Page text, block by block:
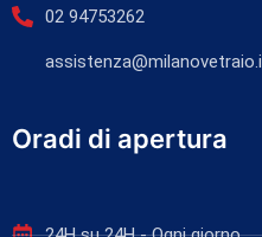
02 94753262
Oradi di apertura